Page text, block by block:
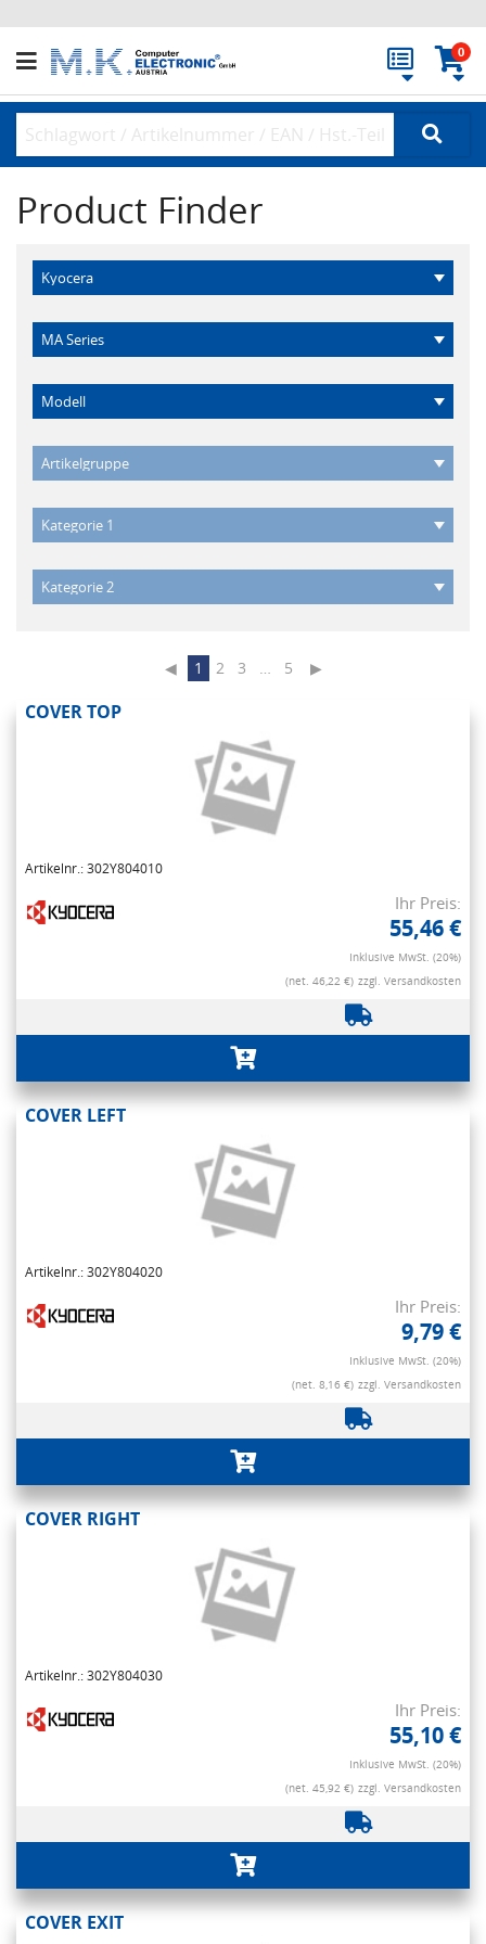
0
Product Finder
◀ 1 2 3 … 5 ▶
COVER TOP
Artikelnr.: 302Y804010
Ihr Preis:
55,46 €
Inklusive MwSt. (20%)
(net. 46,22 €) zzgl. Versandkosten
COVER LEFT
Artikelnr.: 302Y804020
Ihr Preis:
9,79 €
Inklusive MwSt. (20%)
(net. 8,16 €) zzgl. Versandkosten
COVER RIGHT
Artikelnr.: 302Y804030
Ihr Preis:
55,10 €
Inklusive MwSt. (20%)
(net. 45,92 €) zzgl. Versandkosten
COVER EXIT